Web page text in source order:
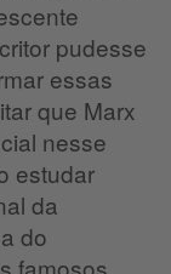
pudesse
essas
que Marx
nesse
estudar
da
do
famosos